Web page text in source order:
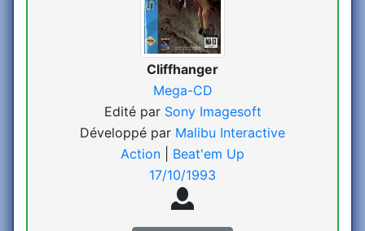
Cliffhanger
Mega-CD
Edité par Sony Imagesoft
Développé par Malibu Interactive
Action
Beat'em Up
17/10/1993